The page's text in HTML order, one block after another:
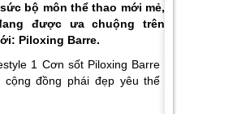
bộ môn thể thao mới mẻ,
được ưa chuộng trên
Piloxing Barre.